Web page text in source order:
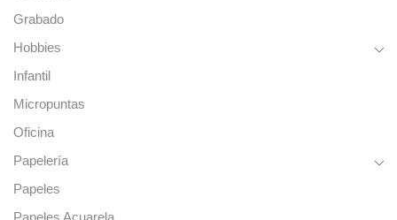
Grabado
Hobbies
Infantil
Micropuntas
Oficina
Papelería
Papeles